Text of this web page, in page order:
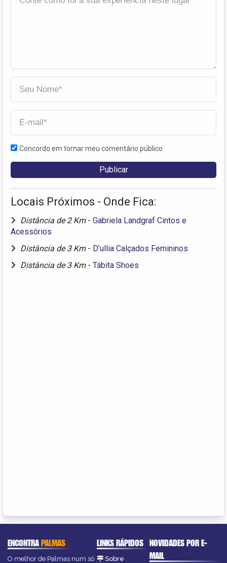
Concordo em tornar meu comentário público
Locais Próximos - Onde Fica:
Distância de 2 Km - Gabriela Landgraf Cintos e
Acessórios
Distância de 3 Km - D’ullia Calçados Femininos
Distância de 3 Km - Tábita Shoes
ENCONTRAPALMAS
O melhor de Palmas num só
LINKS RÁPIDOS
Sobre
NOVIDADES POR E-
MAIL